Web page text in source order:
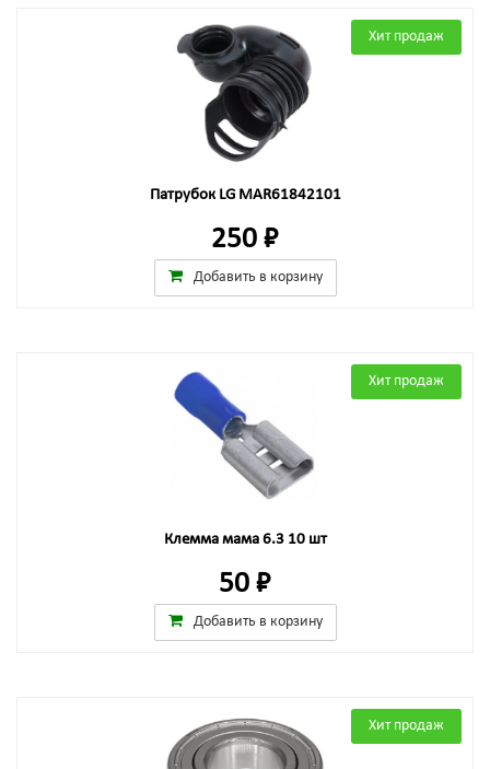
Хит продаж
Патрубок LG MAR61842101
250 ₽
Добавить в корзину
Хит продаж
Клемма мама 6.3 10 шт
50 ₽
Добавить в корзину
Хит продаж